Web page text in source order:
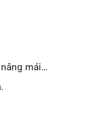
mái…